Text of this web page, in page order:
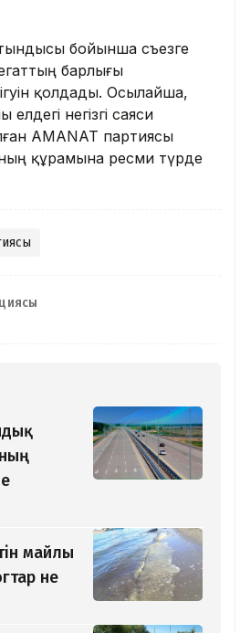
бойынша съезге
барлығы
қолдады. Осылайша,
негізгі саяси
AMANAT партиясы
құрамына ресми түрде
майлы
не